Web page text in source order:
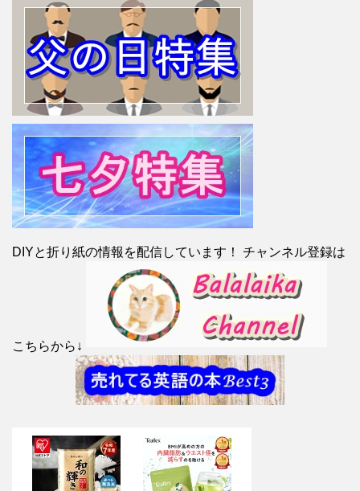
DIYと折り紙の情報を配信しています！ チャンネル登録は
こちらから↓